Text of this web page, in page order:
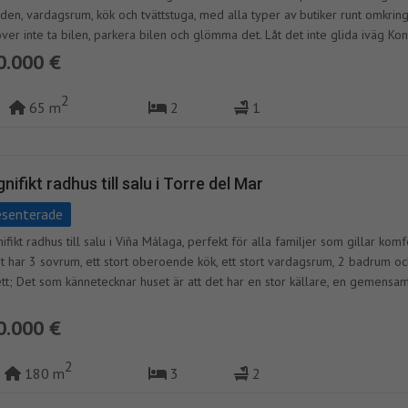
vardagsrum, kök och tvättstuga, med alla typer av butiker runt
inte ta bilen, parkera bilen och glömma det. Låt det inte glida iväg
47 19 I enlighet med dekret 218/2005 av den 11 oktober, som
av konsumentinformation vid försäljning och uthyrning av bostäder i
informeras kunden om att notarie- och registreringskostnader och
är tillämpliga (ITP eller moms + ADJ) och andra kostnader som är
€
65 m2 2 1
radhus till salu i Torre del Mar
radhus till salu i Viña Málaga, perfekt för alla familjer som gillar
har 3 sovrum, ett stort oberoende kök, ett stort vardagsrum, 2 badrum
Det som kännetecknar huset är att det har en stor källare, en gemensam
oktober, som godkänner förordningen om konsumentinformation vid
och registreringskostnader och skatter som är tillämpliga (ITP eller
och andra kostnader som är inneboende i försäljningen inte ingår i priset.
€
180 m2 3 2